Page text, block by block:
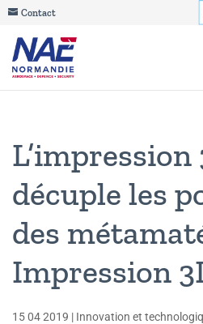
Contact
L’impression
décuple les
des
Impression
15 04 2019 | Innovation et